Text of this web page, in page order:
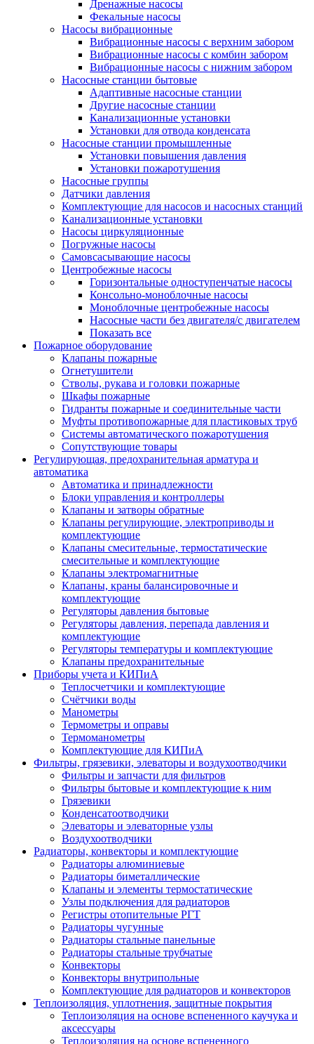
Дренажные насосы
Фекальные насосы
Насосы вибрационные
Вибрационные насосы с верхним забором
Вибрационные насосы с комбин забором
Вибрационные насосы с нижним забором
Насосные станции бытовые
Адаптивные насосные станции
Другие насосные станции
Канализационные установки
Установки для отвода конденсата
Насосные станции промышленные
Установки повышения давления
Установки пожаротушения
Насосные группы
Датчики давления
Комплектующие для насосов и насосных станций
Канализационные установки
Насосы циркуляционные
Погружные насосы
Самовсасывающие насосы
Центробежные насосы
Горизонтальные одноступенчатые насосы
Консольно-моноблочные насосы
Моноблочные центробежные насосы
Насосные части без двигателя/с двигателем
Показать все
Пожарное оборудование
Клапаны пожарные
Огнетушители
Стволы, рукава и головки пожарные
Шкафы пожарные
Гидранты пожарные и соединительные части
Муфты противопожарные для пластиковых труб
Системы автоматического пожаротушения
Сопутствующие товары
Регулирующая, предохранительная арматура и
автоматика
Автоматика и принадлежности
Блоки управления и контроллеры
Клапаны и затворы обратные
Клапаны регулирующие, электроприводы и
комплектующие
Клапаны смесительные, термостатические
смесительные и комплектующие
Клапаны электромагнитные
Клапаны, краны балансировочные и
комплектующие
Регуляторы давления бытовые
Регуляторы давления, перепада давления и
комплектующие
Регуляторы температуры и комплектующие
Клапаны предохранительные
Приборы учета и КИПиА
Теплосчетчики и комплектующие
Счётчики воды
Манометры
Термометры и оправы
Термоманометры
Комплектующие для КИПиА
Фильтры, грязевики, элеваторы и воздухоотводчики
Фильтры и запчасти для фильтров
Фильтры бытовые и комплектующие к ним
Грязевики
Конденсатоотводчики
Элеваторы и элеваторные узлы
Воздухоотводчики
Радиаторы, конвекторы и комплектующие
Радиаторы алюминиевые
Радиаторы биметаллические
Клапаны и элементы термостатические
Узлы подключения для радиаторов
Регистры отопительные РГТ
Радиаторы чугунные
Радиаторы стальные панельные
Радиаторы стальные трубчатые
Конвекторы
Конвекторы внутрипольные
Комплектующие для радиаторов и конвекторов
Теплоизоляция, уплотнения, защитные покрытия
Теплоизоляция на основе вспененного каучука и
аксессуары
Теплоизоляция на основе вспененного